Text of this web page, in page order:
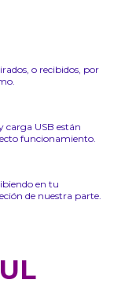
o recibidos, por
carga USB están
funcionamiento.
en tu
de nuestra parte.